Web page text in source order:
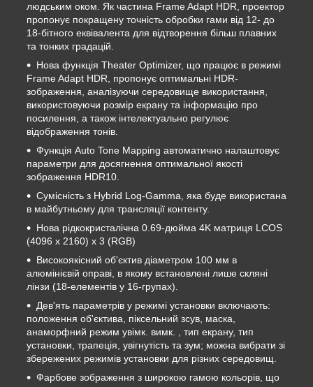
людським оком. Як частина Frame Adapt HDR, проектор
пропонує покращену точність обробки гами від 12- до
18-бітного еквівалента для відтворення більш плавних
та тонких градацій.
Нова функція Theater Optimizer, що працює в режимі
Frame Adapt HDR, пропонує оптимальні HDR-
зображення, аналізуючи середовище використання,
використовуючи розмір екрану та інформацію про
посилення, а також інтелектуально регулює
відображення тонів.
Функція Auto Tone Mapping автоматично налаштовує
параметри для досягнення оптимальної якості
зображення HDR10.
Сумісність з Hybrid Log-Gamma, яка буде використана
в майбутньому для трансляції контенту.
Нова рідкокристалічна 0.69-дюйма 4K матриця LCOS
(4096 x 2160) x 3 (RGB)
Високоякісний об'єктив діаметром 100 мм в
алюмінієвій оправі, в якому встановлені лише скляні
лінзи (18-елементів у 16-групах).
Дев'ять параметрів у режимі установки включають:
положення об'єктива, піксельний зсув, маска,
анаморфний режим увімк. вимк. , тип екрану, тип
установки, трапеція, увігнутість та зум; можна вибрати зі
збережених режимів установки для різних середовищ.
Фарбове зображення з широкою гамою кольорів, що